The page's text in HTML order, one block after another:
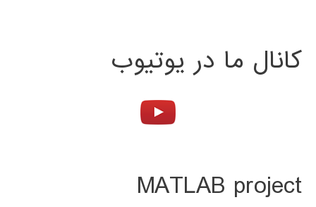
کانال ما در یوتیوب
MATLAB project